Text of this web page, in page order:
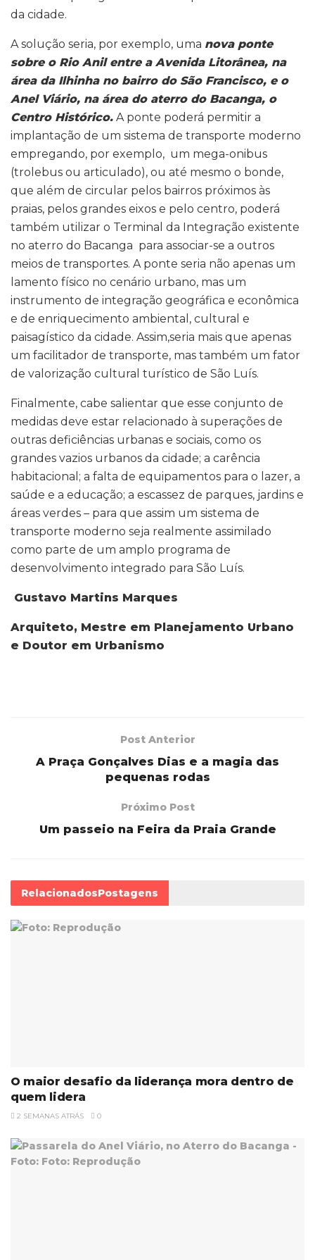
da cidade.
A solução seria, por exemplo, uma nova ponte
sobre o Rio Anil entre a Avenida Litorânea, na
área da Ilhinha no bairro do São Francisco, e o
Anel Viário, na área do aterro do Bacanga, o
Centro Histórico. A ponte poderá permitir a
implantação de um sistema de transporte moderno
empregando, por exemplo, um mega-onibus
(trolebus ou articulado), ou até mesmo o bonde,
que além de circular pelos bairros próximos às
praias, pelos grandes eixos e pelo centro, poderá
também utilizar o Terminal da Integração existente
no aterro do Bacanga para associar-se a outros
meios de transportes. A ponte seria não apenas um
lamento físico no cenário urbano, mas um
instrumento de integração geográfica e econômica
e de enriquecimento ambiental, cultural e
paisagístico da cidade. Assim,seria mais que apenas
um facilitador de transporte, mas também um fator
de valorização cultural turístico de São Luís.
Finalmente, cabe salientar que esse conjunto de
medidas deve estar relacionado à superações de
outras deficiências urbanas e sociais, como os
grandes vazios urbanos da cidade; a carência
habitacional; a falta de equipamentos para o lazer, a
saúde e a educação; a escassez de parques, jardins e
áreas verdes – para que assim um sistema de
transporte moderno seja realmente assimilado
como parte de um amplo programa de
desenvolvimento integrado para São Luís.
Gustavo Martins Marques
Arquiteto, Mestre em Planejamento Urbano
e Doutor em Urbanismo
Post Anterior
A Praça Gonçalves Dias e a magia das
pequenas rodas
Próximo Post
Um passeio na Feira da Praia Grande
RelacionadosPostagens
O maior desafio da liderança mora dentro de
quem lidera
2 SEMANAS ATRÁS 0